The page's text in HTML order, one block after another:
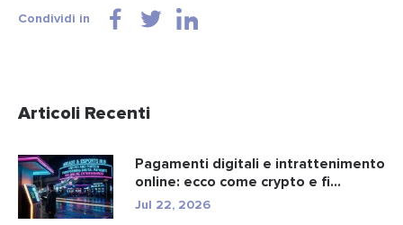
Condividi in
Articoli Recenti
Pagamenti digitali e intrattenimento
online: ecco come crypto e fi...
Jul 22, 2026